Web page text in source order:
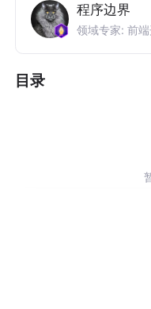
程序边界
领域专家: 前
目录